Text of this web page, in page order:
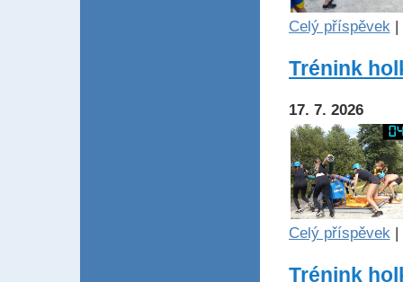
Celý příspěvek |
Trénink
17. 7. 2026
Celý příspěvek |
Trénink